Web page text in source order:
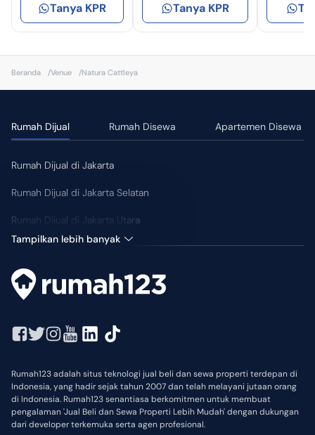
Tanya KPR Tanya KPR
Beranda /Venue /Natura Cattleya
Rumah Dijual Rumah Disewa Apartemen Disewa
Rumah Dijual di Jakarta
Rumah Dijual di Jakarta Selatan
Rumah Dijual di Jakarta Utara
Tampilkan lebih banyak
Rumah123 adalah situs teknologi jual beli dan sewa properti terdepan di
Indonesia, yang hadir sejak tahun 2007 dan telah melayani jutaan orang
di Indonesia. Rumah123 senantiasa berkomitmen untuk membuat
pengalaman 'Jual Beli dan Sewa Properti Lebih Mudah' dengan dukungan
dari developer terkemuka serta agen profesional.